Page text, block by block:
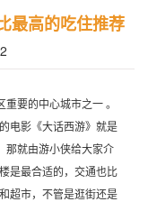
最高的吃住推荐
要的中心城市之一 。
电影《大话西游》就是
那就由游小侠给大家介
是最合适的，交通也比
超市，不管是逛街还是